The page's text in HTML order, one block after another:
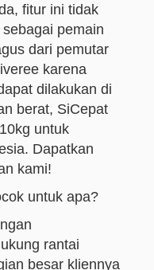
fitur ini tidak
pemain
dari pemutar
karena
dilakukan di
berat, SiCepat
untuk
Dapatkan
kami!
untuk apa?
rantai
besar kliennya